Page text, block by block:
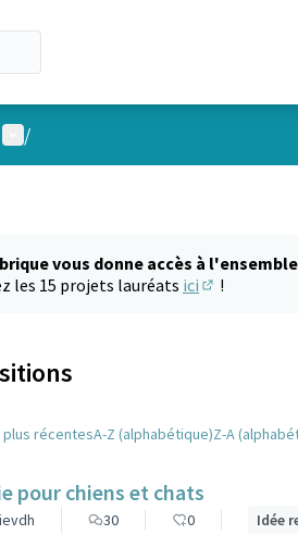
Menu utilisateur
/
vous donne accès à
les 15 projets lauréats ici !
plus récentesA-Z (alphabétique)Z-A
pour chiens et chats
30 0 Idée